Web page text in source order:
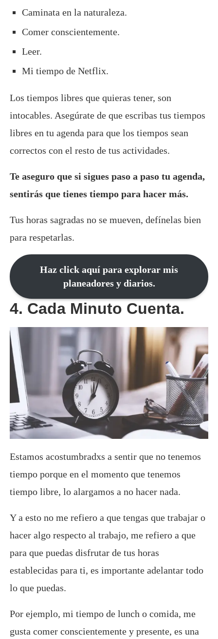
Caminata en la naturaleza.
Comer conscientemente.
Leer.
Mi tiempo de Netflix.
Los tiempos libres que quieras tener, son
intocables. Asegúrate de que escribas tus tiempos
libres en tu agenda para que los tiempos sean
correctos con el resto de tus actividades.
Te aseguro que si sigues paso a paso tu agenda,
sentirás que tienes tiempo para hacer más.
Tus horas sagradas no se mueven, defínelas bien
para respetarlas.
Haz click aquí para explorar mis
planeadores y diarios.
4. Cada Minuto Cuenta.
Estamos acostumbradxs a sentir que no tenemos
tiempo porque en el momento que tenemos
tiempo libre, lo alargamos a no hacer nada.
Y a esto no me refiero a que tengas que trabajar o
hacer algo respecto al trabajo, me refiero a que
para que puedas disfrutar de tus horas
establecidas para ti, es importante adelantar todo
lo que puedas.
Por ejemplo, mi tiempo de lunch o comida, me
gusta comer conscientemente y presente, es una